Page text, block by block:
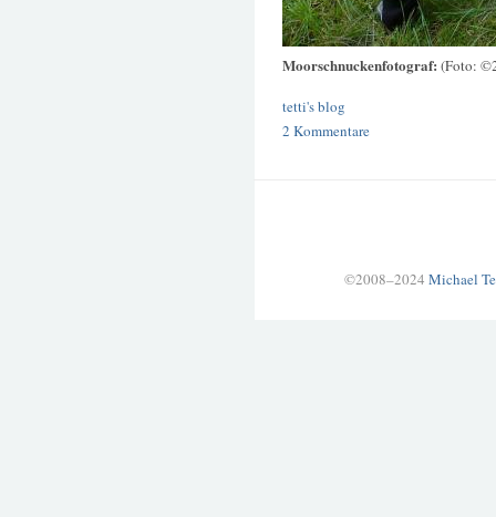
Moorschnuckenfotograf: (Foto:
tetti's blog
2 Kommentare
©2008–2024 Michael